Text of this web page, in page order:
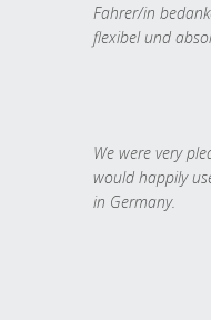
Fahrer/in
flexibel und
We were very
would happily
in Germany.